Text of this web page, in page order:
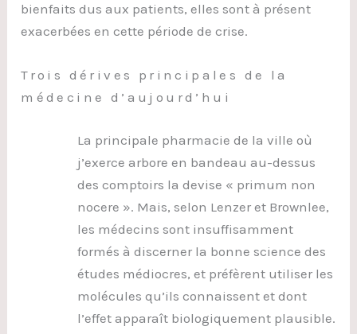
bienfaits dus aux patients, elles sont à présent
exacerbées en cette période de crise.
Trois dérives principales de la
médecine d’aujourd’hui
La principale pharmacie de la ville où
j’exerce arbore en bandeau au-dessus
des comptoirs la devise « primum non
nocere ». Mais, selon Lenzer et Brownlee,
les médecins sont insuffisamment
formés à discerner la bonne science des
études médiocres, et préfèrent utiliser les
molécules qu’ils connaissent et dont
l’effet apparaît biologiquement plausible.